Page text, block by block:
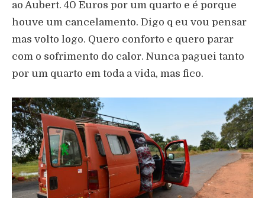
ao Aubert. 40 Euros por um quarto e é porque
houve um cancelamento. Digo q eu vou pensar
mas volto logo. Quero conforto e quero parar
com o sofrimento do calor. Nunca paguei tanto
por um quarto em toda a vida, mas fico.